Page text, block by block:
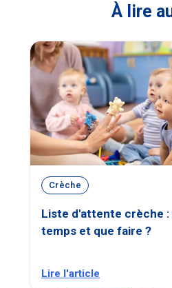
À lire
Crèche
Liste d'attente crèche :
temps et que faire ?
Lire l'article